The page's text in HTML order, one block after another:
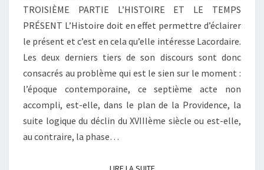
TROISIÈME PARTIE L’HISTOIRE ET LE TEMPS
PRÉSENT L’Histoire doit en effet permettre d’éclairer
le présent et c’est en cela qu’elle intéresse Lacordaire.
Les deux derniers tiers de son discours sont donc
consacrés au problème qui est le sien sur le moment :
l’époque contemporaine, ce septième acte non
accompli, est-elle, dans le plan de la Providence, la
suite logique du déclin du XVIIIème siècle ou est-elle,
au contraire, la phase…
LIRE LA SUITE